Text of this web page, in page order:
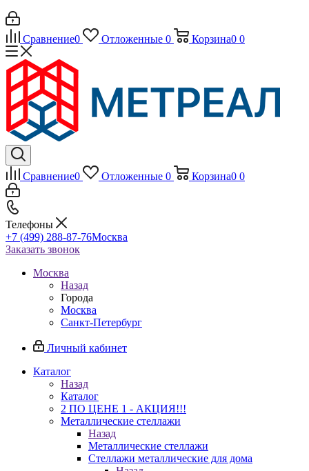
Сравнение0 Отложенные 0 Корзина0 0
Сравнение0 Отложенные 0 Корзина0 0
Телефоны
+7 (499) 288-87-76Москва
Заказать звонок
Москва
Назад
Города
Москва
Санкт-Петербург
Личный кабинет
Каталог
Назад
Каталог
2 ПО ЦЕНЕ 1 - АКЦИЯ!!!
Металлические стеллажи
Назад
Металлические стеллажи
Стеллажи металлические для дома